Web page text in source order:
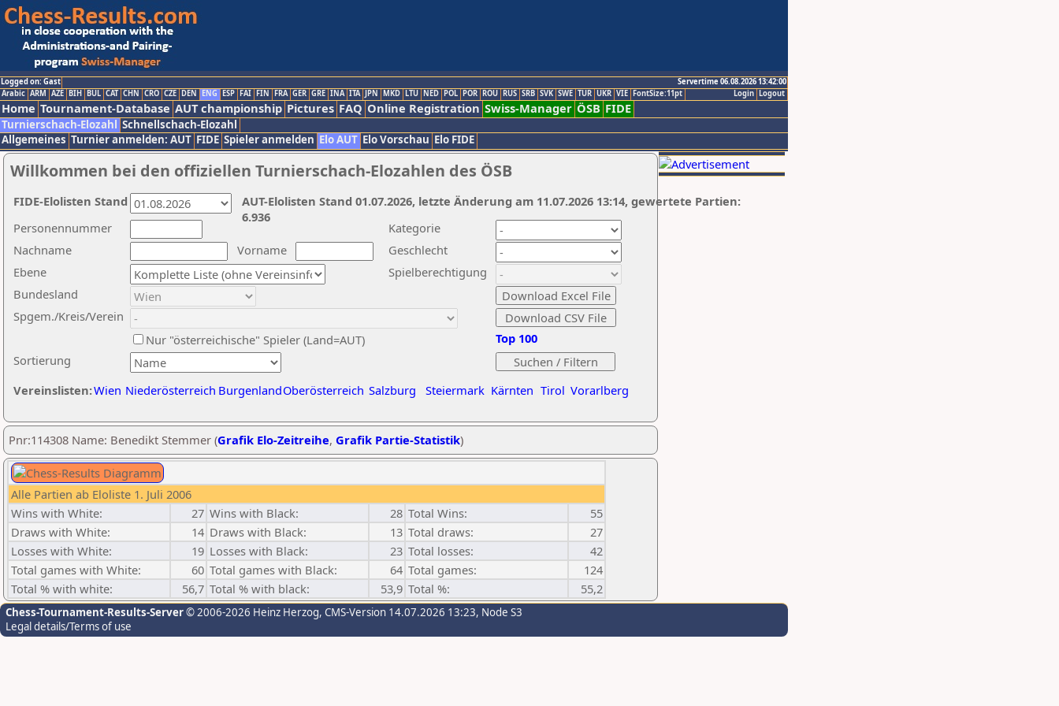
Logged on: Gast
Servertime 06.08.2026 13:42:00
Logout
Login
Arabic ARM AZE BIH BUL CAT CHN CRO CZE DEN ENG ESP FAI FIN FRA GER GRE INA ITA JPN MKD LTU NED POL POR ROU RUS SRB SVK SWE TUR UKR VIE FontSize:11pt
Home Tournament-Database AUT championship Pictures FAQ Online Registration Swiss-Manager ÖSB FIDE
Turnierschach-Elozahl Schnellschach-Elozahl
Allgemeines Turnier anmelden: AUT FIDE Spieler anmelden Elo AUT Elo Vorschau Elo FIDE
Willkommen bei den offiziellen Turnierschach-Elozahlen des ÖSB
Nachname
Vorname
Ebene
Kategorie
Sortierung
Personennummer
Bundesland
Spgem./Kreis/Verein
Geschlecht
Nur "österreichische" Spieler (Land=AUT)
Spielberechtigung
Vereinslisten:Wien Niederösterreich BurgenlandOberösterreich Salzburg Steiermark Kärnten Tirol Vorarlberg
Top 100
AUT-Elolisten Stand 01.07.2026, letzte Änderung am 11.07.2026 13:14, gewertete Partien:
6.936
FIDE-Elolisten Stand
Pnr:114308 Name: Benedikt Stemmer (Grafik Elo-Zeitreihe, Grafik Partie-Statistik)
Alle Partien ab Eloliste 1. Juli 2006
Wins with White:
27 Wins with Black: 28 Total Wins:
55
Draws with White:
14 Draws with Black: 13 Total draws:
27
Losses with White:
19 Losses with Black: 23 Total losses:
42
Total games with White:
60 Total games with Black: 64 Total games:
124
Total % with white:
56,7 Total % with black: 53,9 Total %: 55,2
Chess-Tournament-Results-Server© 2006-2026 Heinz Herzog, CMS-Version 14.07.2026 13:23, Node S3
Legal details/Terms of use